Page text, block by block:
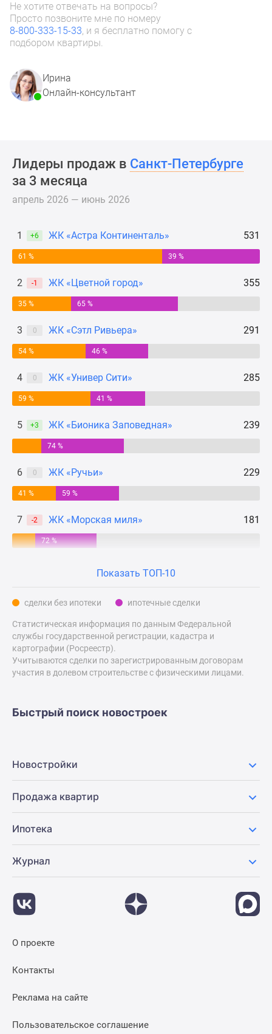
новостройки
комнатные
ипотека
Покупателю
Новостройки
новостроек
Семейная
ипотека
Аналитика
Панорамы
новостроек
Субсидированная
застройщиком
эксперта
Студии
Ипотечный
калькулятор
Новости
недвижимости
Новостройки
Ленинградской
области
ипотека
Квартиры
скидками
25%
Новостройки
бизнес-
класса
Дома
поселки
Коттеджные
поселки
Ленинградской
обл
Готовые
коттеджные
коттеджные
поселки
поселки
леса
поселки
Не хотите отвечать на вопросы?
Просто позвоните мне по номеру
8-800-333-15-33, и я бесплатно помогу с
подбором квартиры.
Ирина
Онлайн-консультант
Лидеры продаж в Санкт-Петербурге
за 3 месяца
апрель 2026 — июнь 2026
1 +6 ЖК «Астра Континенталь» 531
61 % 39 %
2 -1 ЖК «Цветной город» 355
35 % 65 %
3 0 ЖК «Сэтл Ривьера» 291
54 % 46 %
4 0 ЖК «Универ Сити» 285
59 % 41 %
5 +3 ЖК «Бионика Заповедная» 239
74 %
6 0 ЖК «Ручьи» 229
41 % 59 %
7 -2 ЖК «Морская миля» 181
72 %
Показать ТОП-10
сделки без ипотеки ипотечные сделки
Статистическая информация по данным Федеральной
службы государственной регистрации, кадастра и
картографии (Росреестр).
Учитываются сделки по зарегистрированным договорам
участия в долевом строительстве с физическими лицами.
Быстрый поиск новостроек
Новостройки
Продажа квартир
Ипотека
Журнал
О проекте
Контакты
Реклама на сайте
Пользовательское соглашение